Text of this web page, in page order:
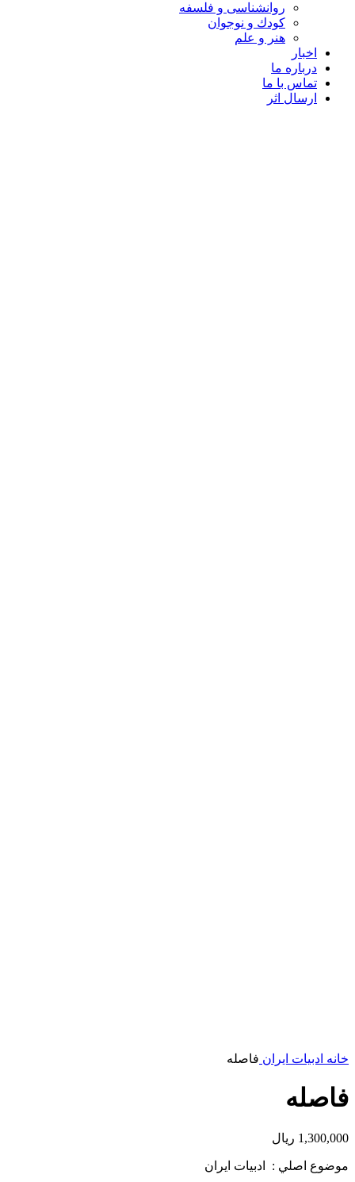
روانشناسی و فلسفه
کودك و نوجوان
هنر و علم
اخبار
درباره ما
تماس با ما
ارسال اثر
خانه ادبیات ایران فاصله
فاصله
1,300,000 ریال
موضوع اصلي : ادبيات ايران